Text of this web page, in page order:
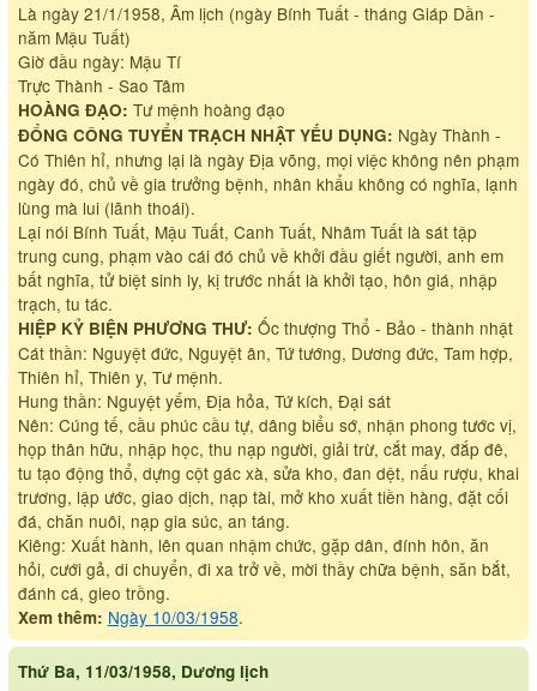
Là ngày 21/1/1958, Âm lịch (ngày Bính Tuất - tháng Giáp Dần -
năm Mậu Tuất)
Giờ đầu ngày: Mậu Tí
Trực Thành - Sao Tâm
HOÀNG ĐẠO: Tư mệnh hoàng đạo
ĐỔNG CÔNG TUYỂN TRẠCH NHẬT YẾU DỤNG: Ngày Thành -
Có Thiên hỉ, nhưng lại là ngày Địa võng, mọi việc không nên phạm
ngày đó, chủ về gia trưởng bệnh, nhân khẩu không có nghĩa, lạnh
lùng mà lui (lãnh thoái).
Lại nói Bính Tuất, Mậu Tuất, Canh Tuất, Nhâm Tuất là sát tập
trung cung, phạm vào cái đó chủ về khởi đầu giết người, anh em
bất nghĩa, tử biệt sinh ly, kị trước nhất là khởi tạo, hôn giá, nhập
trạch, tu tác.
HIỆP KỶ BIỆN PHƯƠNG THƯ: Ốc thượng Thổ - Bảo - thành nhật
Cát thần: Nguyệt đức, Nguyệt ân, Tứ tướng, Dương đức, Tam hợp,
Thiên hỉ, Thiên y, Tư mệnh.
Hung thần: Nguyệt yếm, Địa hỏa, Tứ kích, Đại sát
Nên: Cúng tế, cầu phúc cầu tự, dâng biểu sớ, nhận phong tước vị,
họp thân hữu, nhập học, thu nạp người, giải trừ, cắt may, đắp đê,
tu tạo động thổ, dựng cột gác xà, sửa kho, đan dệt, nấu rượu, khai
trương, lập ước, giao dịch, nạp tài, mở kho xuất tiền hàng, đặt cối
đá, chăn nuôi, nạp gia súc, an táng.
Kiêng: Xuất hành, lên quan nhậm chức, gặp dân, đính hôn, ăn
hỏi, cưới gả, di chuyển, đi xa trở về, mời thầy chữa bệnh, săn bắt,
đánh cá, gieo trồng.
Xem thêm: Ngày 10/03/1958.
Thứ Ba, 11/03/1958, Dương lịch